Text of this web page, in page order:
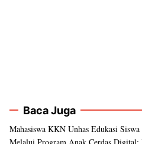
Baca Juga
Mahasiswa KKN Unhas Edukasi